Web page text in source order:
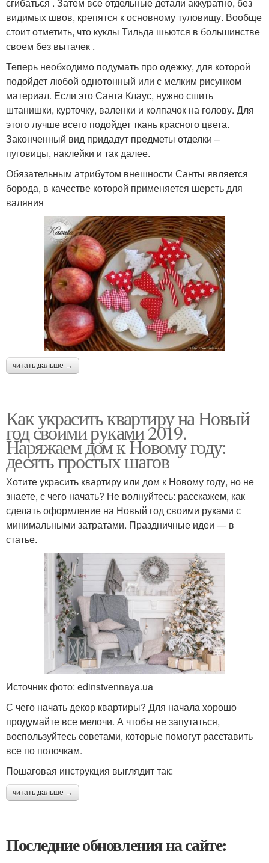
сгибаться . Затем все отдельные детали аккуратно, без
видимых швов, крепятся к основному туловищу. Вообще
стоит отметить, что куклы Тильда шьются в большинстве
своем без вытачек .
Теперь необходимо подумать про одежку, для которой
подойдет любой однотонный или с мелким рисунком
материал. Если это Санта Клаус, нужно сшить
штанишки, курточку, валенки и колпачок на голову. Для
этого лучше всего подойдет ткань красного цвета.
Законченный вид придадут предметы отделки –
пуговицы, наклейки и так далее.
Обязательным атрибутом внешности Санты является
борода, в качестве которой применяется шерсть для
валяния
читать дальше →
Как украсить квартиру на Новый
год своими руками 2019.
Наряжаем дом к Новому году:
десять простых шагов
Хотите украсить квартиру или дом к Новому году, но не
знаете, с чего начать? Не волнуйтесь: расскажем, как
сделать оформление на Новый год своими руками с
минимальными затратами. Праздничные идеи — в
статье.
Источник фото: edinstvennaya.ua
С чего начать декор квартиры? Для начала хорошо
продумайте все мелочи. А чтобы не запутаться,
воспользуйтесь советами, которые помогут расставить
все по полочкам.
Пошаговая инструкция выглядит так:
читать дальше →
Последние обновления на сайте: